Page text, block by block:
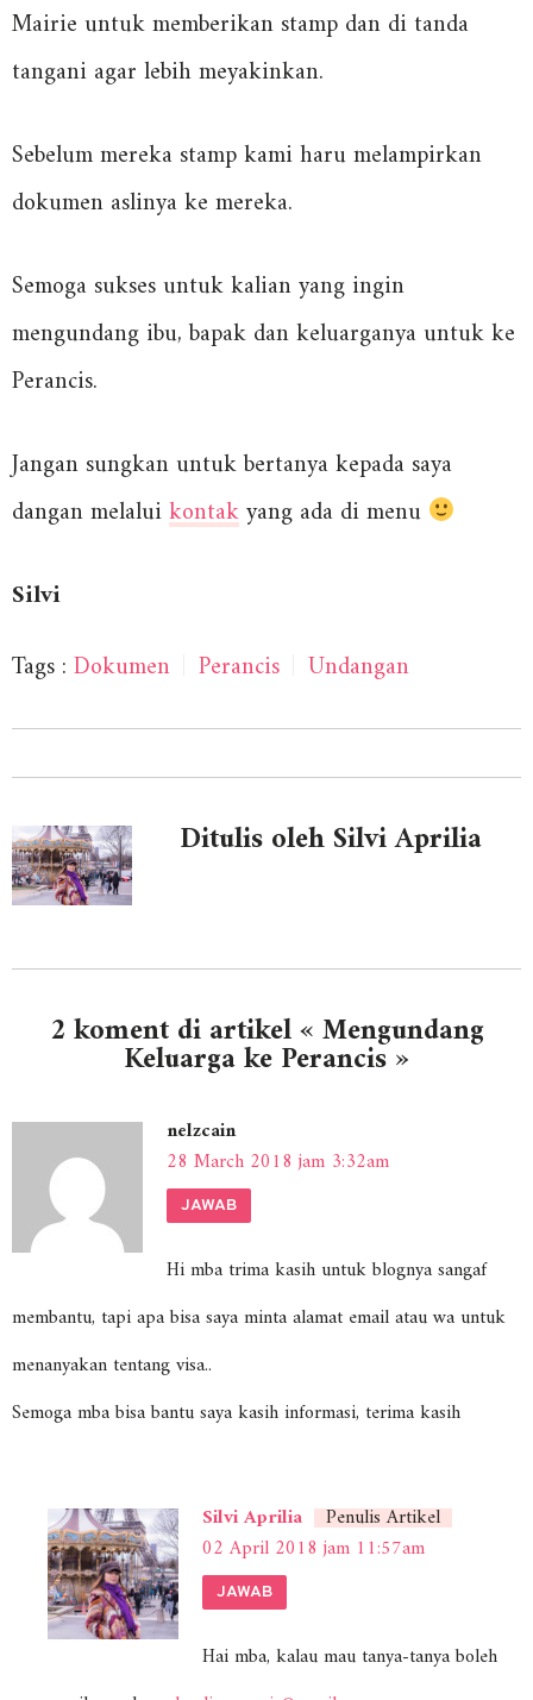
Mairie untuk memberikan stamp dan di tanda
tangani agar lebih meyakinkan.
Sebelum mereka stamp kami haru melampirkan
dokumen aslinya ke mereka.
Semoga sukses untuk kalian yang ingin
mengundang ibu, bapak dan keluarganya untuk ke
Perancis.
Jangan sungkan untuk bertanya kepada saya
dangan melaluikontakyang ada di menu
Silvi
Tags : Dokumen Perancis Undangan
Ditulis oleh Silvi Aprilia
2 koment di artikel « Mengundang
Keluarga ke Perancis »
nelzcain
28 March 2018 jam 3:32am
JAWAB
Hi mba trima kasih untuk blognya sangaf
membantu, tapi apa bisa saya minta alamat email atau wa untuk
menanyakan tentang visa..
Semoga mba bisa bantu saya kasih informasi, terima kasih
Silvi Aprilia
Penulis Artikel
02 April 2018 jam 11:57am
JAWAB
Hai mba, kalau mau tanya-tanya boleh